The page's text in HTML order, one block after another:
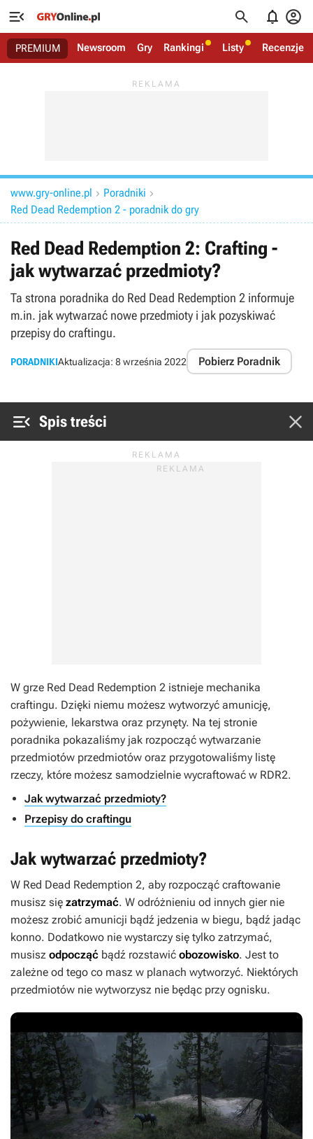
   
PREMIUM Newsroom Gry Rankingi Listy Recenzje
www.gry-online.pl  Poradniki 
Red Dead Redemption 2 - poradnik do gry
Red Dead Redemption 2: Crafting -
jak wytwarzać przedmioty?
Ta strona poradnika do Red Dead Redemption 2 informuje
m.in. jak wytwarzać nowe przedmioty i jak pozyskiwać
przepisy do craftingu.
PORADNIKIAktualizacja: 8 września 2022 Pobierz Poradnik
 Spis treści 
W grze Red Dead Redemption 2 istnieje mechanika
craftingu. Dzięki niemu możesz wytworzyć amunicję,
pożywienie, lekarstwa oraz przynęty. Na tej stronie
poradnika pokazaliśmy jak rozpocząć wytwarzanie
przedmiotów przedmiotów oraz przygotowaliśmy listę
rzeczy, które możesz samodzielnie wycraftować w RDR2.
Jak wytwarzać przedmioty?
Przepisy do craftingu
Jak wytwarzać przedmioty?
W Red Dead Redemption 2, aby rozpocząć craftowanie
musisz się zatrzymać. W odróżnieniu od innych gier nie
możesz zrobić amunicji bądź jedzenia w biegu, bądź jadąc
konno. Dodatkowo nie wystarczy się tylko zatrzymać,
musisz odpocząć bądź rozstawić obozowisko. Jest to
zależne od tego co masz w planach wytworzyć. Niektórych
przedmiotów nie wytworzysz nie będąc przy ognisku.